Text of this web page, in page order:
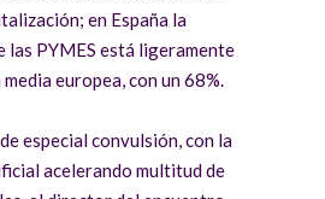
en España la
las PYMES está ligeramente
europea, con un 68%.
especial convulsión, con la
acelerando multitud de